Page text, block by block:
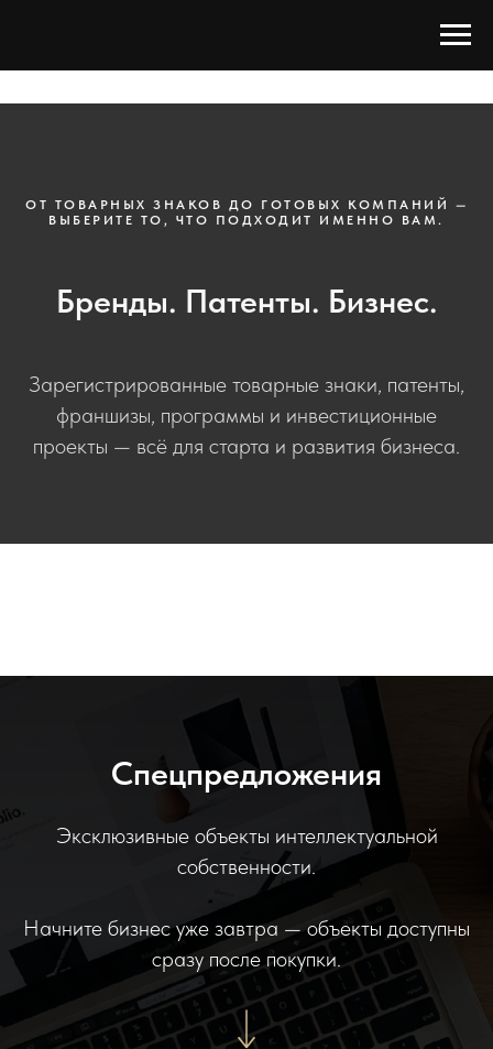
ОТ ТОВАРНЫХ ЗНАКОВ ДО ГОТОВЫХ КОМПАНИЙ —
ВЫБЕРИТЕ ТО, ЧТО ПОДХОДИТ ИМЕННО ВАМ.
Бренды. Патенты. Бизнес.
Зарегистрированные товарные знаки, патенты,
франшизы, программы и инвестиционные
проекты — всё для старта и развития бизнеса.
Спецпредложения
Эксклюзивные объекты интеллектуальной
собственности.
Начните бизнес уже завтра — объекты доступны
сразу после покупки.